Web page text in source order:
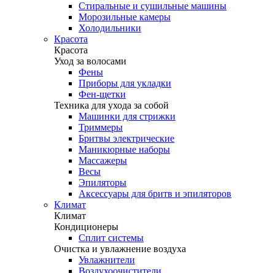
Стиральные и сушильные машины
Морозильные камеры
Холодильники
Красота
Красота
Уход за волосами
Фены
Приборы для укладки
Фен-щетки
Техника для ухода за собой
Машинки для стрижки
Триммеры
Бритвы электрические
Маникюрные наборы
Массажеры
Весы
Эпиляторы
Аксессуары для бритв и эпиляторов
Климат
Климат
Кондиционеры
Сплит системы
Очистка и увлажнение воздуха
Увлажнители
Воздухоочистители